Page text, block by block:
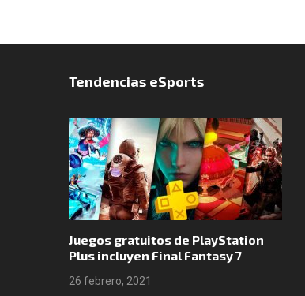
Tendencias eSports
Juegos gratuitos de PlayStation
Plus incluyen Final Fantasy 7
26 febrero, 2021